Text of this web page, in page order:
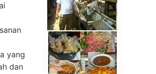
yang
dan